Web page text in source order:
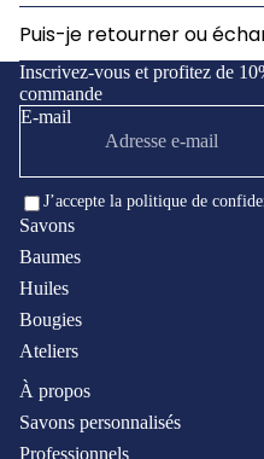
Puis-je retourner ou
Inscrivez-vous et profitez de
commande
E-mail
J’accepte la politique de
Savons
Baumes
Huiles
Bougies
Ateliers
À propos
Savons personnalisés
Professionnels